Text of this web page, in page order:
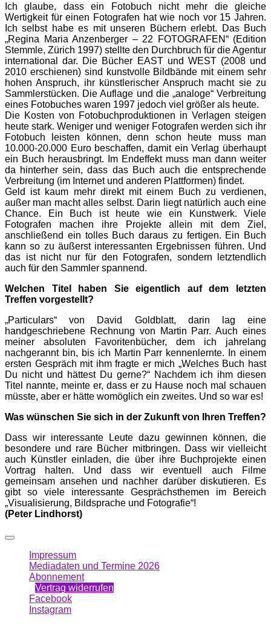
Ich glaube, dass ein Fotobuch nicht mehr die gleiche
Wertigkeit für einen Fotografen hat wie noch vor 15 Jahren.
Ich selbst habe es mit unseren Büchern erlebt. Das Buch
„Regina Maria Anzenberger – 22 FOTOGRAFEN“ (Edition
Stemmle, Zürich 1997) stellte den Durchbruch für die Agentur
international dar. Die Bücher EAST und WEST (2008 und
2010 erschienen) sind kunstvolle Bildbände mit einem sehr
hohen Anspruch, ihr künstlerischer Anspruch macht sie zu
Sammlerstücken. Die Auflage und die „analoge“ Verbreitung
eines Fotobuches waren 1997 jedoch viel größer als heute.
Die Kosten von Fotobuchproduktionen in Verlagen steigen
heute stark. Weniger und weniger Fotografen werden sich ihr
Fotobuch leisten können, denn schon heute muss man
10.000-20.000 Euro beschaffen, damit ein Verlag überhaupt
ein Buch herausbringt. Im Endeffekt muss man dann weiter
da hinterher sein, dass das Buch auch die entsprechende
Verbreitung (im Internet und anderen Plattformen) findet.
Geld ist kaum mehr direkt mit einem Buch zu verdienen,
außer man macht alles selbst. Darin liegt natürlich auch eine
Chance. Ein Buch ist heute wie ein Kunstwerk. Viele
Fotografen machen ihre Projekte allein mit dem Ziel,
anschließend ein tolles Buch daraus zu fertigen. Ein Buch
kann so zu äußerst interessanten Ergebnissen führen. Und
das ist nicht nur für den Fotografen, sondern letztendlich
auch für den Sammler spannend.
Welchen Titel haben Sie eigentlich auf dem letzten
Treffen vorgestellt?
„Particulars“ von David Goldblatt, darin lag eine
handgeschriebene Rechnung von Martin Parr. Auch eines
meiner absoluten Favoritenbücher, dem ich jahrelang
nachgerannt bin, bis ich Martin Parr kennenlernte. In einem
ersten Gespräch mit ihm fragte er mich „Welches Buch hast
Du nicht und hättest Du gerne?“ Nachdem ich ihm diesen
Titel nannte, meinte er, dass er zu Hause noch mal schauen
müsste, aber er hätte womöglich ein zweites. Und so war es!
Was wünschen Sie sich in der Zukunft von Ihren Treffen?
Dass wir interessante Leute dazu gewinnen können, die
besondere und rare Bücher mitbringen. Dass wir vielleicht
auch Künstler einladen, die über ihre Buchprojekte einen
Vortrag halten. Und dass wir eventuell auch Filme
gemeinsam ansehen und nachher darüber diskutieren. Es
gibt so viele interessante Gesprächsthemen im Bereich
„Visualisierung, Bildsprache und Fotografie“!
(Peter Lindhorst)
Impressum
Mediadaten und Termine 2026
Abonnement
Vertrag widerrufen
Facebook
Instagram